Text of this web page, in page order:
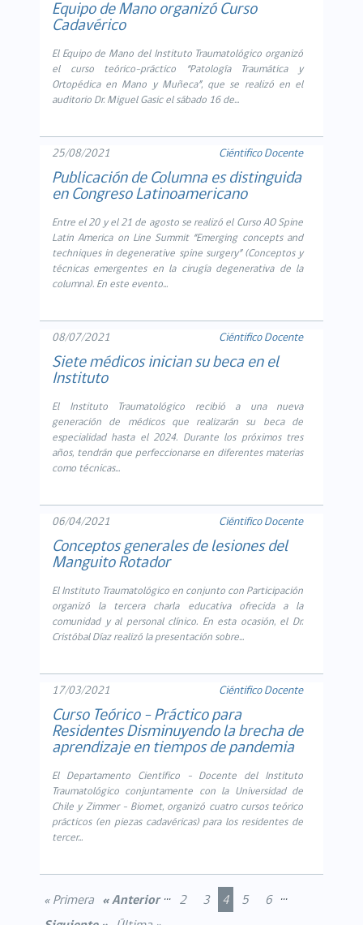
Equipo de Mano organizó Curso
Cadavérico
El Equipo de Mano del Instituto Traumatológico organizó
el curso teórico-práctico “Patología Traumática y
Ortopédica en Mano y Muñeca”, que se realizó en el
auditorio Dr. Miguel Gasic el sábado 16 de...
25/08/2021 Ciéntifico Docente
Publicación de Columna es distinguida
en Congreso Latinoamericano
Entre el 20 y el 21 de agosto se realizó el Curso AO Spine
Latin America on Line Summit “Emerging concepts and
techniques in degenerative spine surgery” (Conceptos y
técnicas emergentes en la cirugía degenerativa de la
columna). En este evento...
08/07/2021 Ciéntifico Docente
Siete médicos inician su beca en el
Instituto
El Instituto Traumatológico recibió a una nueva
generación de médicos que realizarán su beca de
especialidad hasta el 2024. Durante los próximos tres
años, tendrán que perfeccionarse en diferentes materias
como técnicas...
06/04/2021 Ciéntifico Docente
Conceptos generales de lesiones del
Manguito Rotador
El Instituto Traumatológico en conjunto con Participación
organizó la tercera charla educativa ofrecida a la
comunidad y al personal clínico. En esta ocasión, el Dr.
Cristóbal Díaz realizó la presentación sobre...
17/03/2021 Ciéntifico Docente
Curso Teórico - Práctico para
Residentes Disminuyendo la brecha de
aprendizaje en tiempos de pandemia
El Departamento Científico – Docente del Instituto
Traumatológico conjuntamente con la Universidad de
Chile y Zimmer – Biomet, organizó cuatro cursos teórico
prácticos (en piezas cadavéricas) para los residentes de
tercer...
« Primera « Anterior ... 2 3 4 5 6 ...